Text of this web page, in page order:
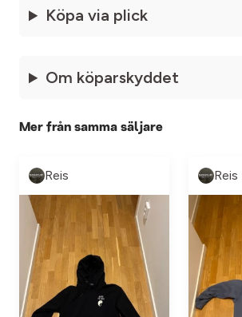
Köpa via plick
Om köparskyddet
Mer från samma säljare
Reis Reis